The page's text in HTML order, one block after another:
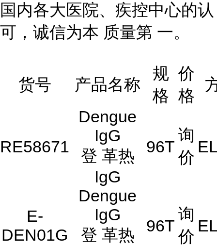
国内各大医院、疾控中心的认
可，诚信为本 质量第 一。
货号 产品名称
规
格
价
格
RE58671
Dengue
IgG
登 革热
IgG
96T
询
价
E-
DEN01G
Dengue
IgG
登 革热
96T
询
价